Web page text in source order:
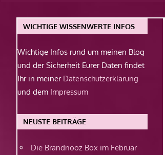
WICHTIGE WISSENWERTE INFOS
Wichtige Infos rund um meinen Blog
und der Sicherheit Eurer Daten findet
Ihr in meiner Datenschutzerklärung
und dem Impressum
NEUSTE BEITRÄGE
Die Brandnooz Box im Februar